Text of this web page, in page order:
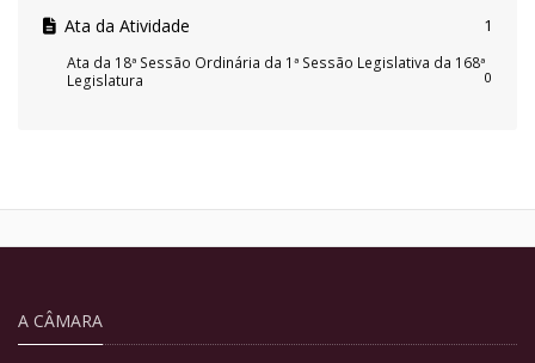
Ata da Atividade 1
Ata da 18ª Sessão Ordinária da 1ª Sessão Legislativa da 168ª
Legislatura
0
A CÂMARA